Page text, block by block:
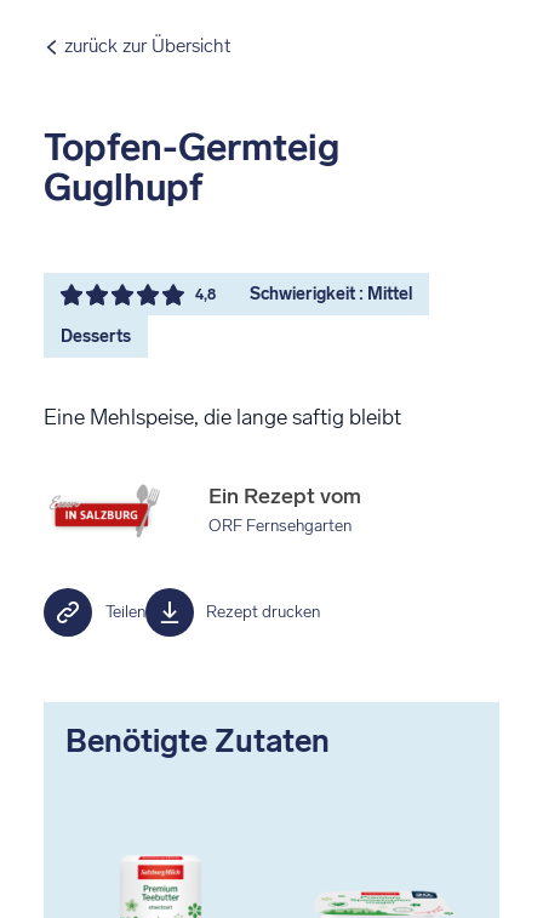
zurück zur Übersicht
Topfen-Germteig
Guglhupf
4,8 Schwierigkeit : Mittel
Desserts
Eine Mehlspeise, die lange saftig bleibt
Ein Rezept vom
ORF Fernsehgarten
Teilen Rezept drucken
Benötigte Zutaten